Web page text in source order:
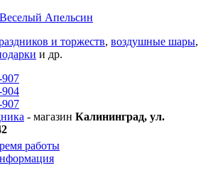
Веселый Апельсин
и торжеств, воздушные шары,
и др.
- магазин Калининград, ул.
работы